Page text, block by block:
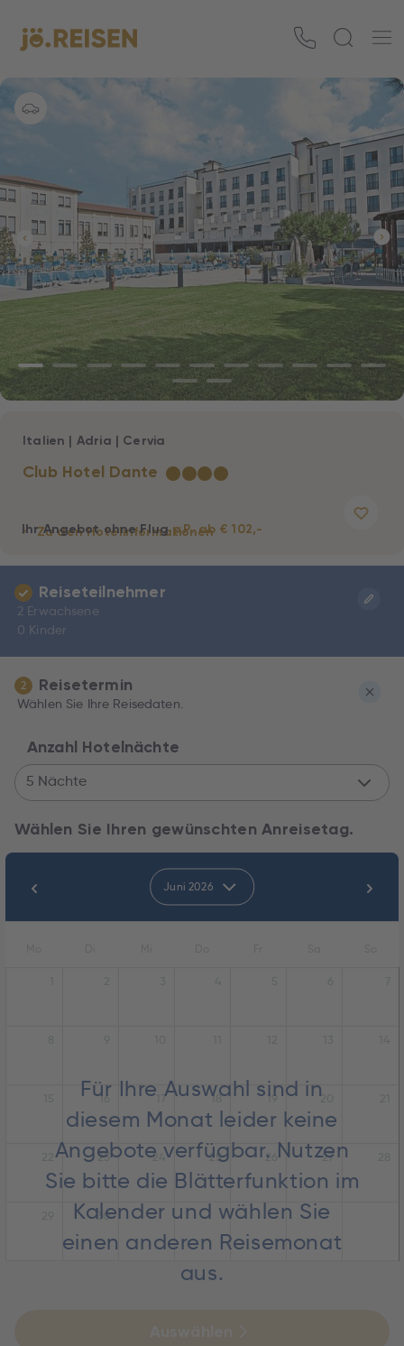
Club Hotel Dante ★★★★
Italien | Adria | Cervia
Zu den Hotelinformationen
Ihr Angebot ohne Flugp.P. ab € 102,-
Reiseteilnehmer
2 Erwachsene
0 Kinder
2 Reisetermin
Wählen Sie Ihre Reisedaten.
Anzahl Hotelnächte
5 Nächte
Wählen Sie Ihren gewünschten Anreisetag.
Juni 2026
Für Ihre Auswahl sind in
diesem Monat leider keine
Angebote verfügbar. Nutzen
Sie bitte die Blätterfunktion im
Kalender und wählen Sie
einen anderen Reisemonat
aus.
16 17 18 19 20
23 24 25 26 27
30